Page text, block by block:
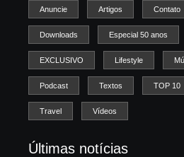
Anuncie Artigos Contato
Downloads Especial 50 anos
EXCLUSIVO Lifestyle
Podcast Textos TOP 10
Travel Vídeos
Últimas notícias